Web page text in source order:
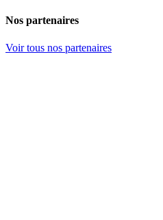
Nos partenaires
Voir tous nos partenaires